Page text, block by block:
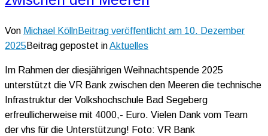
Von Michael KöllnBeitrag veröffentlicht am 10. Dezember
2025Beitrag gepostet inAktuelles
Im Rahmen der diesjährigen Weihnachtspende 2025
unterstützt die VR Bank zwischen den Meeren die technische
Infrastruktur der Volkshochschule Bad Segeberg
erfreullicherweise mit 4000,- Euro. Vielen Dank vom Team
der vhs für die Unterstützung! Foto: VR Bank